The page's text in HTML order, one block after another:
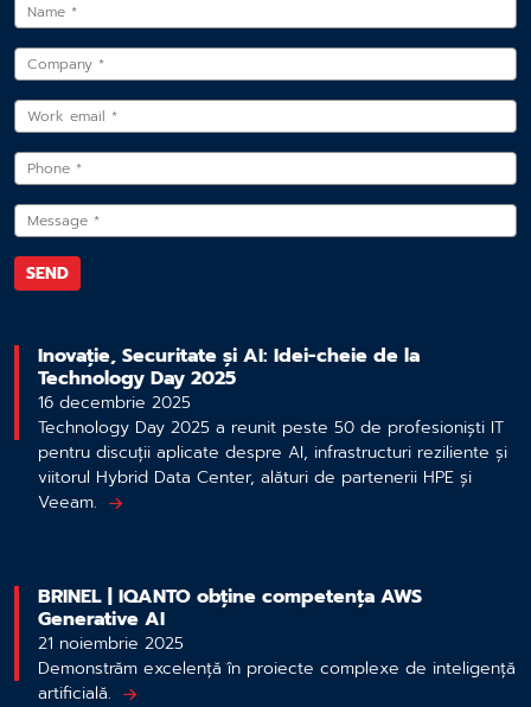
Inovație, Securitate și AI: Idei-cheie de la
Technology Day 2025
16 decembrie 2025
Technology Day 2025 a reunit peste 50 de profesioniști IT
pentru discuții aplicate despre AI, infrastructuri reziliente și
viitorul Hybrid Data Center, alături de partenerii HPE și
Veeam.
BRINEL | IQANTO obține competența AWS
Generative AI
21 noiembrie 2025
Demonstrăm excelență în proiecte complexe de inteligență
artificială.